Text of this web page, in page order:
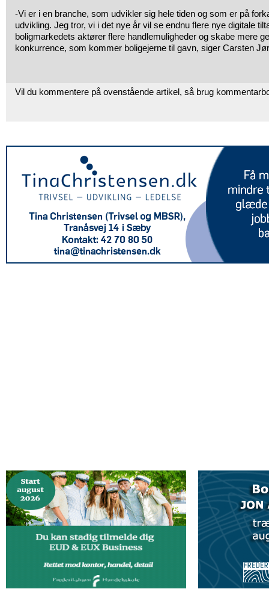
-Vi er i en branche, som udvikler sig hele tiden og som er på
udvikling. Jeg tror, vi i det nye år vil se endnu flere nye digitale
boligmarkedets aktører flere handlemuligheder og skabe mere
konkurrence, som kommer boligejerne til gavn, siger Carsten
Vil du kommentere på ovenstående artikel, så brug